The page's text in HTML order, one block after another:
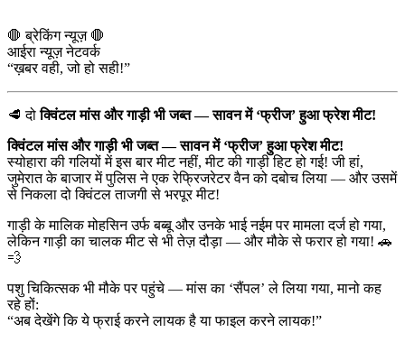
🛑 ब्रेकिंग न्यूज़ 🛑
आईरा न्यूज़ नेटवर्क
“ख़बर वही, जो हो सही!”
🥩 दोक्विंटल मांस और गाड़ी भी जब्त — सावन में ‘फ्रीज’ हुआ फ्रेश मीट!
क्विंटल मांस और गाड़ी भी जब्त — सावन में ‘फ्रीज’ हुआ फ्रेश मीट!
स्योहारा की गलियों में इस बार मीट नहीं, मीट की गाड़ी हिट हो गई! जी हां,
जुमेरात के बाजार में पुलिस ने एक रेफ्रिजरेटर वैन को दबोच लिया — और उसमें
से निकला दो क्विंटल ताजगी से भरपूर मीट!
गाड़ी के मालिक मोहसिन उर्फ बब्बू और उनके भाई नईम पर मामला दर्ज हो गया,
लेकिन गाड़ी का चालक मीट से भी तेज़ दौड़ा — और मौके से फरार हो गया! 🚗
💨
पशु चिकित्सक भी मौके पर पहुंचे — मांस का ‘सैंपल’ ले लिया गया, मानो कह
रहे हों:
“अब देखेंगे कि ये फ्राई करने लायक है या फाइल करने लायक!”